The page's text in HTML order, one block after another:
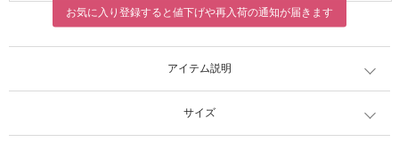
お気に入り登録すると値下げや再入荷の通知が届きます
アイテム説明
サイズ